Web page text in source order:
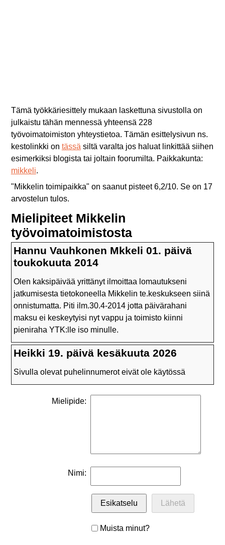
Tämä työkkäriesittely mukaan laskettuna sivustolla on
julkaistu tähän mennessä yhteensä 228
työvoimatoimiston yhteystietoa. Tämän esittelysivun ns.
kestolinkki on tässä siltä varalta jos haluat linkittää siihen
esimerkiksi blogista tai joltain foorumilta. Paikkakunta:
mikkeli.
"Mikkelin toimipaikka" on saanut pisteet6,2/10. Se on 17
arvostelun tulos.
Mielipiteet Mikkelin
työvoimatoimistosta
Hannu Vauhkonen Mkkeli 01. päivä
toukokuuta 2014
Olen kaksipäivää yrittänyt ilmoittaa lomautukseni
jatkumisesta tietokoneella Mikkelin te.keskukseen siinä
onnistumatta. Piti ilm.30.4-2014 jotta päivärahani
maksu ei keskeytyisi nyt vappu ja toimisto kiinni
pieniraha YTK:lle iso minulle.
Heikki 19. päivä kesäkuuta 2026
Sivulla olevat puhelinnumerot eivät ole käytössä
Mielipide:
Nimi:
Muista minut?